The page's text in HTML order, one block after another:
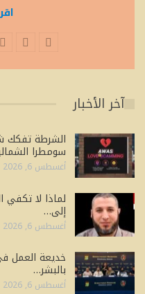
آخر الأخبار
الشرطة تفكك
سومطرا
أغسطس 6, 2026
لماذا لا تكفي
إلى…
أغسطس 6, 2026
خديعة العمل
بالبشر…
أغسطس 6, 2026